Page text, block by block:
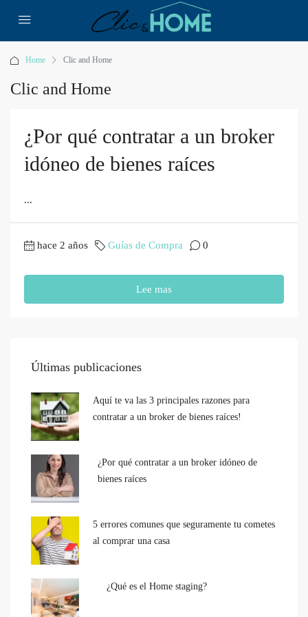
Home Clic and Home
Clic and Home
¿Por qué contratar a un broker
idóneo de bienes raíces
...
hace 2 años Guías de Compra 0
Lee mas
Últimas publicaciones
Aquí te va las 3 principales razones para
contratar a un broker de bienes raíces!
¿Por qué contratar a un broker idóneo de
bienes raíces
5 errores comunes que seguramente tu cometes
al comprar una casa
¿Qué es el Home staging?